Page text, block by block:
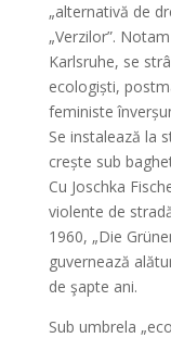
„alternativă de
„Verzilor”.
Karlsruhe, se
ecologiști,
feministe
Se instalează la
crește sub
Cu Joschka
violente de
1960, „Die
guvernează
de şapte ani.
Sub umbrela